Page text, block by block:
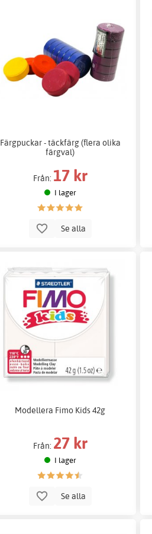
Färgpuckar - täckfärg (flera olika
färgval)
Från: 17 kr
I lager
Se alla
Modellera Fimo Kids 42g
Från: 27 kr
I lager
Se alla